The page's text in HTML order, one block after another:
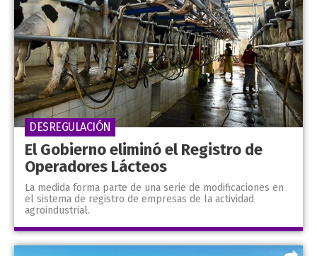
El Gobierno eliminó el Registro de
Operadores Lácteos
La medida forma parte de una serie de modificaciones en
el sistema de registro de empresas de la actividad
agroindustrial.
DESREGULACIÓN